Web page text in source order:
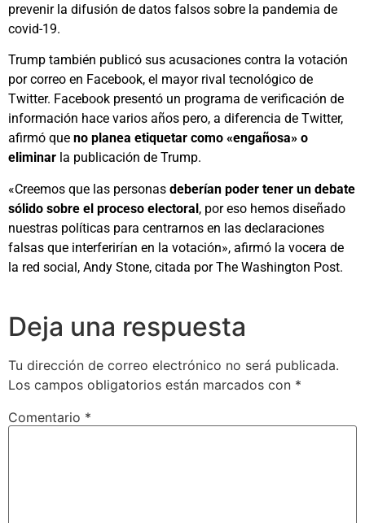
prevenir la difusión de datos falsos sobre la pandemia de
covid-19.
Trump también publicó sus acusaciones contra la votación
por correo en Facebook, el mayor rival tecnológico de
Twitter. Facebook presentó un programa de verificación de
información hace varios años pero, a diferencia de Twitter,
afirmó que no planea etiquetar como «engañosa» o
eliminar la publicación de Trump.
«Creemos que las personas deberían poder tener un debate
sólido sobre el proceso electoral, por eso hemos diseñado
nuestras políticas para centrarnos en las declaraciones
falsas que interferirían en la votación», afirmó la vocera de
la red social, Andy Stone, citada por The Washington Post.
Deja una respuesta
Tu dirección de correo electrónico no será publicada.
Los campos obligatorios están marcados con *
Comentario *